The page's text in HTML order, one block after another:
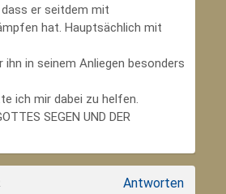
er seitdem mit
hat. Hauptsächlich mit
in seinem Anliegen besonders
ich mir dabei zu helfen.
SEGEN UND DER
Antworten